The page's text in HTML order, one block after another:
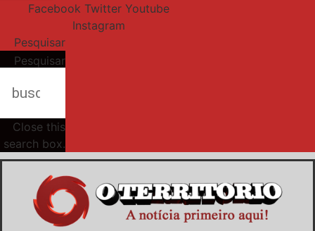
Facebook Twitter Youtube
Instagram
Pesquisar
Pesquisar
Close this
search box.